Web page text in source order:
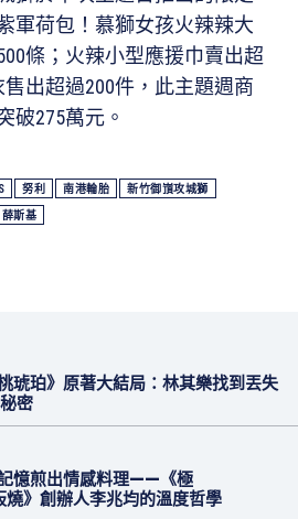
軍荷包！慕獅女孩火辣辣大
條；火辣小型應援巾賣出超
出超過200件，此主題週商
破275萬元。
努利 南港輪胎 新竹御嵿攻城獅
薛斯基
琥珀》原著大結局：林其樂找到丟失
密
記憶煎出情感料理——《極
》創辦人李兆均的溫度哲學